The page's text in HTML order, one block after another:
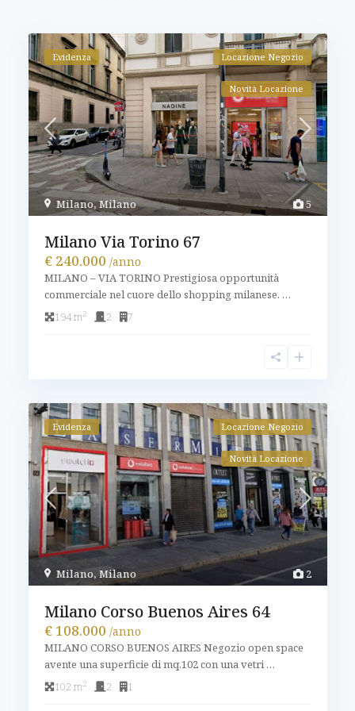
5
Milano,Milano
Evidenza Locazione Negozio
Novità Locazione
Milano Via Torino 67
€ 240.000 /anno
MILANO – VIA TORINO Prestigiosa opportunità
commerciale nel cuore dello shopping milanese. …
194 m2 2 7
2
Milano,Milano
Evidenza Locazione Negozio
Novità Locazione
Milano Corso Buenos Aires 64
€ 108.000 /anno
MILANO CORSO BUENOS AIRES Negozio open space
avente una superficie di mq.102 con una vetri…
102 m2 2 1